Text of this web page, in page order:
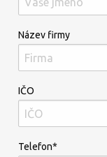
Název firmy
IČO
Telefon*